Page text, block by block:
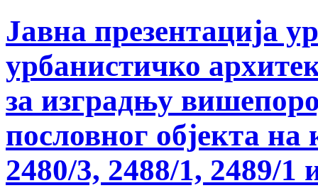
Јавна презентација
урбанистичко
за изградњу
пословног објекта
2480/3, 2488/1, 2489/1